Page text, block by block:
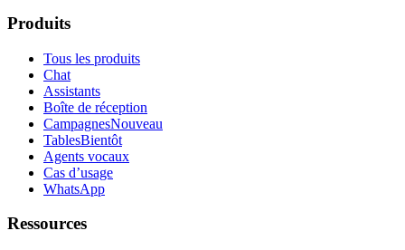
Produits
Tous les produits
Chat
Assistants
Boîte de réception
CampagnesNouveau
TablesBientôt
Agents vocaux
Cas d’usage
WhatsApp
Ressources